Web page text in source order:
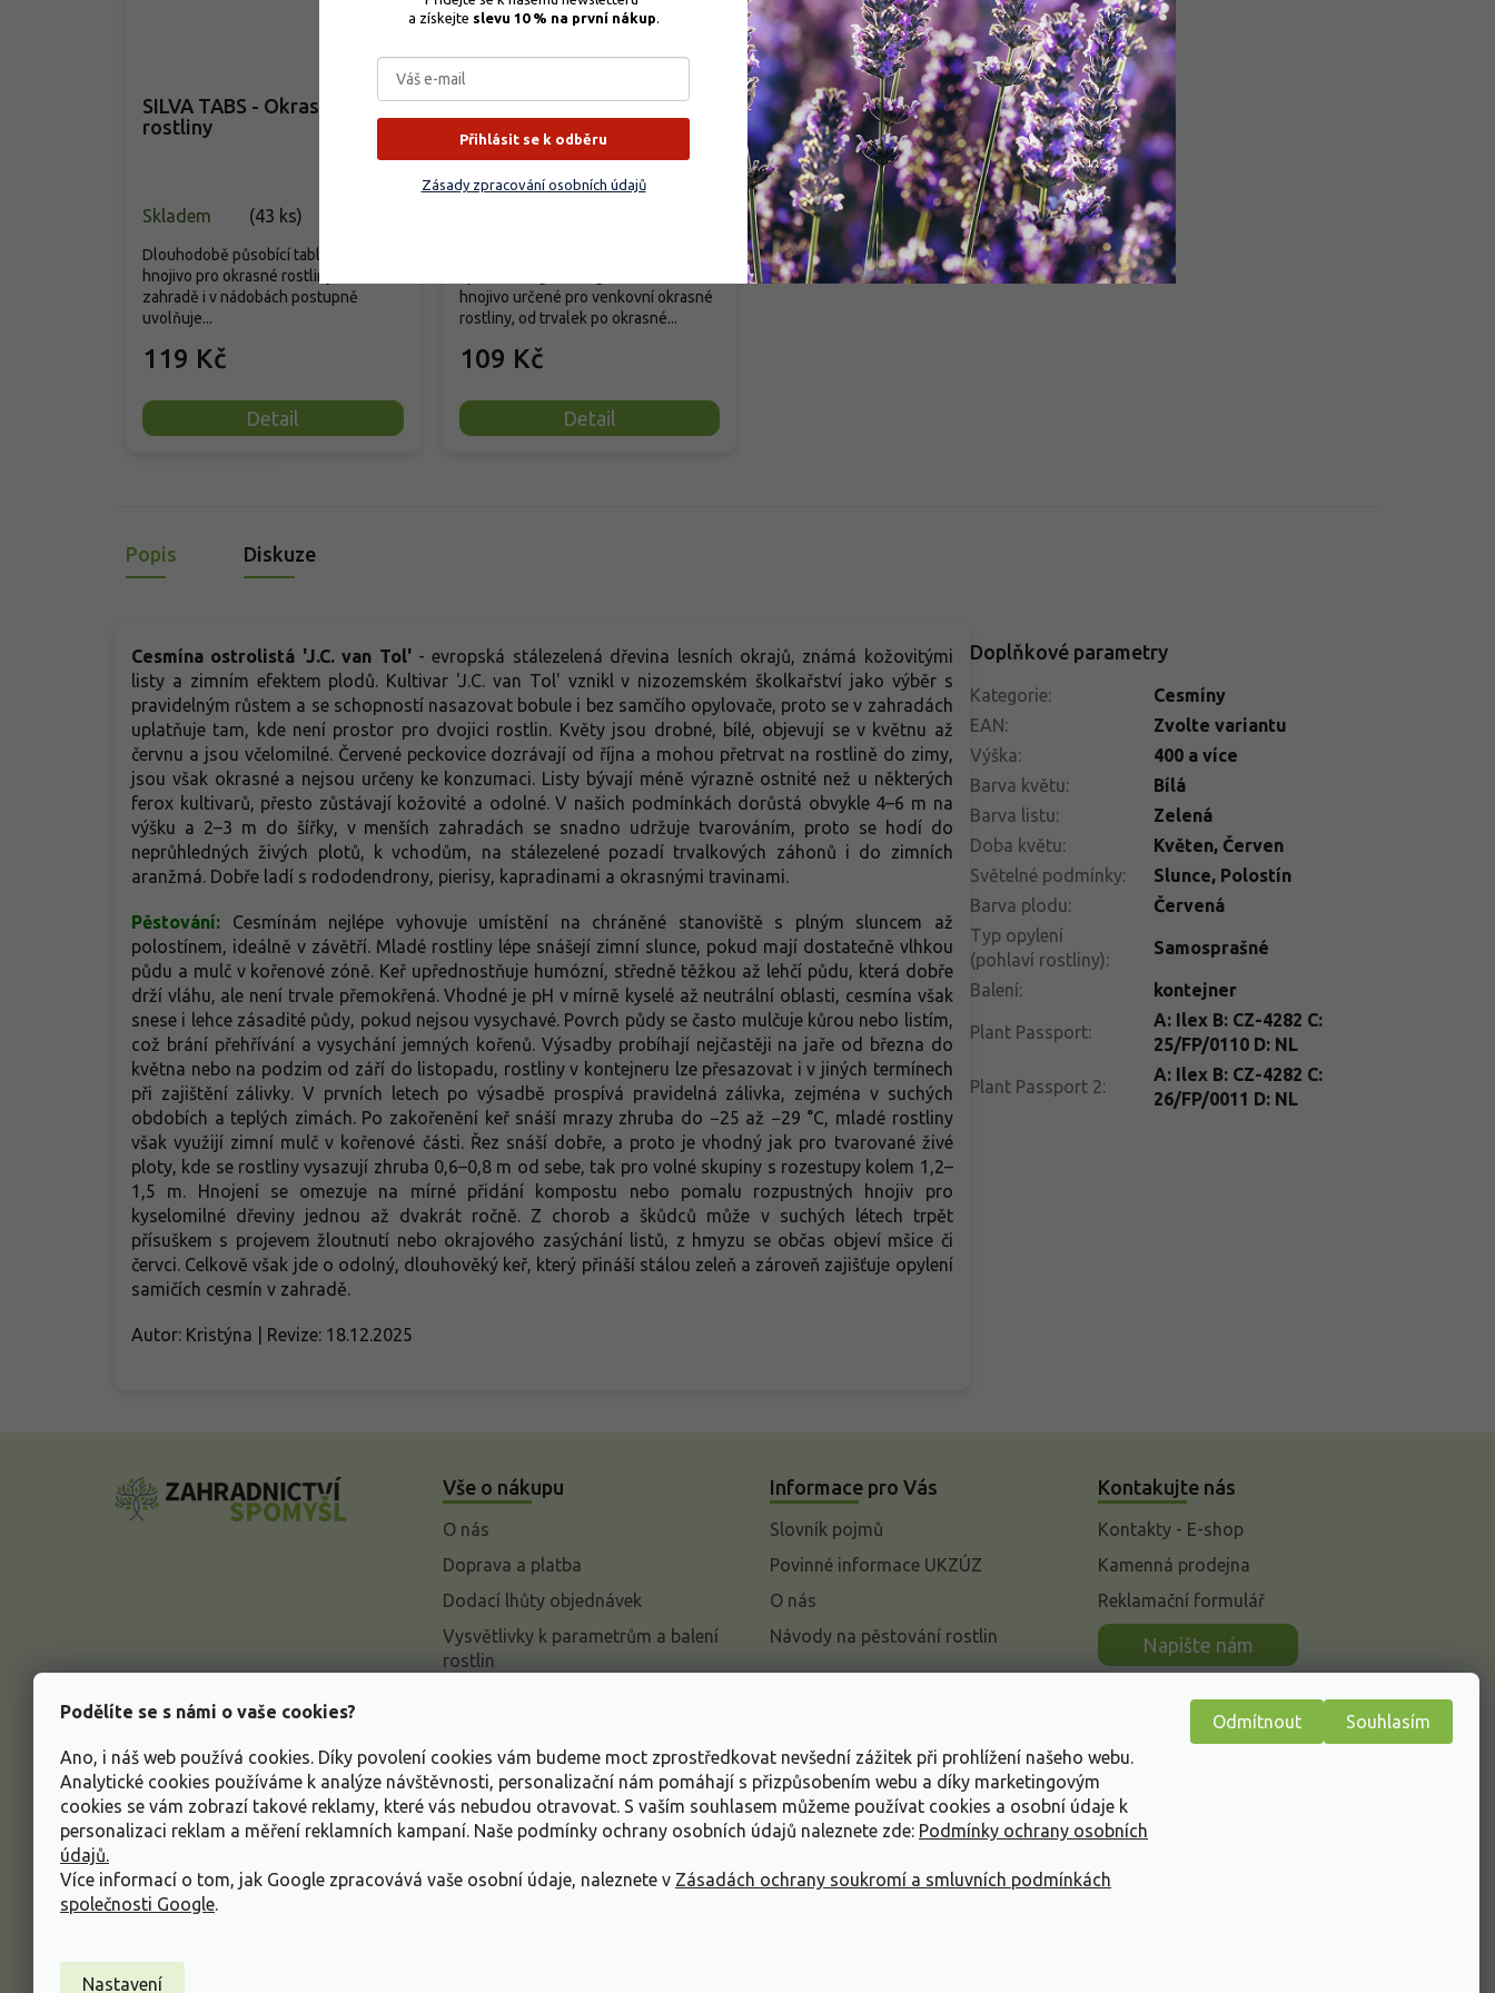
Podělíte se s námi o vaše cookies?
Ano, i náš web používá cookies. Díky povolení cookies vám budeme moct zprostředkovat nevšední zážitek při prohlížení našeho webu.
Analytické cookies používáme k analýze návštěvnosti, personalizační nám pomáhají s přizpůsobením webu a díky marketingovým
cookies se vám zobrazí takové reklamy, které vás nebudou otravovat. S vaším souhlasem můžeme používat cookies a osobní údaje k
personalizaci reklam a měření reklamních kampaní. Naše podmínky ochrany osobních údajů naleznete zde: Podmínky ochrany osobních
údajů.
Více informací o tom, jak Google zpracovává vaše osobní údaje, naleznete v Zásadách ochrany soukromí a smluvních podmínkách
společnosti Google.
Nastavení
Odmítnout Souhlasím
SILVA TABS - Okrasné
rostliny
Skladem (43 ks)
119 Kč
Detail
Dlouhodobě působící tabletové
hnojivo pro okrasné rostliny v
zahradě i v nádobách postupně
uvolňuje...
Agrobio Trumf pro okrasné
109 Kč
Detail
hnojivo určené pro venkovní okrasné
rostliny, od trvalek po okrasné...
Popis Diskuze
Cesmína ostrolistá 'J.C. van Tol' - evropská stálezelená dřevina lesních okrajů, známá kožovitými
listy a zimním efektem plodů. Kultivar 'J.C. van Tol' vznikl v nizozemském školkařství jako výběr s
pravidelným růstem a se schopností nasazovat bobule i bez samčího opylovače, proto se v zahradách
uplatňuje tam, kde není prostor pro dvojici rostlin. Květy jsou drobné, bílé, objevují se v květnu až
červnu a jsou včelomilné. Červené peckovice dozrávají od října a mohou přetrvat na rostlině do zimy,
jsou však okrasné a nejsou určeny ke konzumaci. Listy bývají méně výrazně ostnité než u některých
ferox kultivarů, přesto zůstávají kožovité a odolné. V našich podmínkách dorůstá obvykle 4–6 m na
výšku a 2–3 m do šířky, v menších zahradách se snadno udržuje tvarováním, proto se hodí do
neprůhledných živých plotů, k vchodům, na stálezelené pozadí trvalkových záhonů i do zimních
aranžmá. Dobře ladí s rododendrony, pierisy, kapradinami a okrasnými travinami.
Pěstování: Cesmínám nejlépe vyhovuje umístění na chráněné stanoviště s plným sluncem až
polostínem, ideálně v závětří. Mladé rostliny lépe snášejí zimní slunce, pokud mají dostatečně vlhkou
půdu a mulč v kořenové zóně. Keř upřednostňuje humózní, středně těžkou až lehčí půdu, která dobře
drží vláhu, ale není trvale přemokřená. Vhodné je pH v mírně kyselé až neutrální oblasti, cesmína však
snese i lehce zásadité půdy, pokud nejsou vysychavé. Povrch půdy se často mulčuje kůrou nebo listím,
což brání přehřívání a vysychání jemných kořenů. Výsadby probíhají nejčastěji na jaře od března do
května nebo na podzim od září do listopadu, rostliny v kontejneru lze přesazovat i v jiných termínech
při zajištění zálivky. V prvních letech po výsadbě prospívá pravidelná zálivka, zejména v suchých
obdobích a teplých zimách. Po zakořenění keř snáší mrazy zhruba do −25 až −29 °C, mladé rostliny
však využijí zimní mulč v kořenové části. Řez snáší dobře, a proto je vhodný jak pro tvarované živé
ploty, kde se rostliny vysazují zhruba 0,6–0,8 m od sebe, tak pro volné skupiny s rozestupy kolem 1,2–
1,5 m. Hnojení se omezuje na mírné přidání kompostu nebo pomalu rozpustných hnojiv pro
kyselomilné dřeviny jednou až dvakrát ročně. Z chorob a škůdců může v suchých létech trpět
přísuškem s projevem žloutnutí nebo okrajového zasýchání listů, z hmyzu se občas objeví mšice či
červci. Celkově však jde o odolný, dlouhověký keř, který přináší stálou zeleň a zároveň zajišťuje opylení
samičích cesmín v zahradě.
Autor: Kristýna | Revize: 18.12.2025
Doplňkové parametry
Kategorie:
Cesmíny
EAN:
Zvolte variantu
Výška:
400 a více
Barva květu:
Bílá
Barva listu:
Zelená
Doba květu: Květen, Červen
Světelné podmínky: Slunce, Polostín
Barva plodu:
Červená
Typ opylení
(pohlaví rostliny):
Samosprašné
Balení: kontejner
Plant Passport:
A: Ilex B: CZ-4282 C:
25/FP/0110 D: NL
Plant Passport 2:
A: Ilex B: CZ-4282 C:
26/FP/0011 D: NL
Vše o nákupu
O nás
Doprava a platba
Dodací lhůty objednávek
Vysvětlivky k parametrům a balení
rostlin
Informace o ochraně osobních
údajů
Obchodní podmínky
Informace pro Vás
Slovník pojmů
Povinné informace UKZÚZ
O nás
Návody na pěstování rostlin
Kontakujte nás
Kontakty - E-shop
Kamenná prodejna
Reklamační formulář
Napište nám
a získejte slevu 10 % na první nákup.
Přihlásit se k odběru
Zásady zpracování osobních údajů